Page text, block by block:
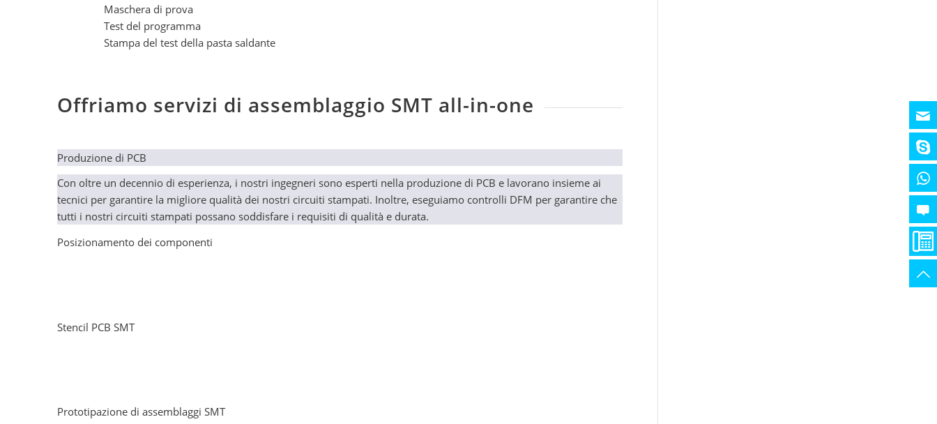
Maschera di prova
Test del programma
Stampa del test della pasta saldante
Offriamo servizi di assemblaggio SMT all-in-one
Produzione di PCB
Con oltre un decennio di esperienza, i nostri ingegneri sono esperti nella produzione di PCB e lavorano insieme ai
tecnici per garantire la migliore qualità dei nostri circuiti stampati. Inoltre, eseguiamo controlli DFM per garantire che
tutti i nostri circuiti stampati possano soddisfare i requisiti di qualità e durata.
Posizionamento dei componenti
Stencil PCB SMT
Prototipazione di assemblaggi SMT